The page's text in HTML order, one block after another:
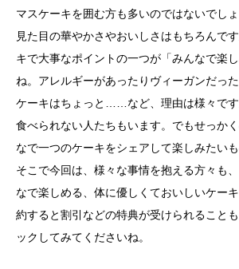
マスケーキを囲む方も多いのではないでしょ
見た目の華やかさやおいしさはもちろんで
キで大事なポイントの一つが「みんなで楽
ね。アレルギーがあったりヴィーガンだっ
ケーキはちょっと……など、理由は様々で
食べられない人たちもいます。でもせっか
なで一つのケーキをシェアして楽しみたいも
そこで今回は、様々な事情を抱える方々も
なで楽しめる、体に優しくておいしいケー
約すると割引などの特典が受けられること
ックしてみてくださいね。